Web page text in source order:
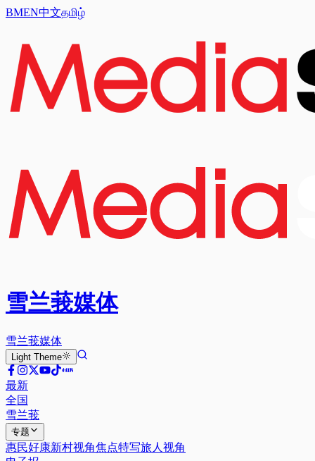
BMEN中文தமிழ்
雪兰莪媒体
雪兰莪媒体
Light Theme
最新
全国
雪兰莪
专题
惠民好康新村视角焦点特写旅人视角